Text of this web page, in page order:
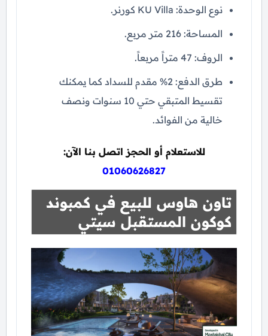
نوع الوحدة: KU Villa كورنر.
المساحة: 216 متر مربع.
الروف: 47 متراً مربعاً.
طرق الدفع: 2% مقدم للسداد كما يمكنك
تقسيط المتبقي حتي 10 سنوات ونصف
خالية من الفوائد.
للاستعلام أو الحجز اتصل بنا الآن:
01060626827
تاون هاوس للبيع في كمبوند
كوكون المستقبل سيتي